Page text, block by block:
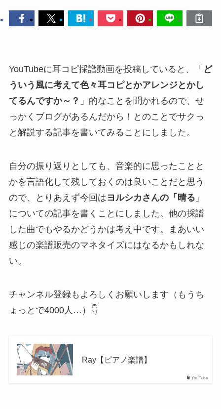
YouTubeに耳コピ採譜動画を投稿していると、「 ど
ういう風に考えて色々耳コピとかアレンジとかし
てるんですか～？ 」的なことを聞かれるので、せ
っかくブログがあるんだから！とのことでサクっ
と解説する記事を書いてみることにしました。
自分の振り返りとしても、音楽的に思ったことと
かを言語化して残しておくのは良いことだと思う
ので、とりあえず今回はヨルシカさんの「晴る 」
についての記事を書くことにしました。他の採譜
した曲でもやるかどうかは考え中です。まあいい
感じの楽譜販売のマネタイズにはなるかもしれな
い。
チャンネル登録もよろしくお願いします（もうち
ょっとで4000人…）👇
YouTube
Ray【ピアノ楽譜】